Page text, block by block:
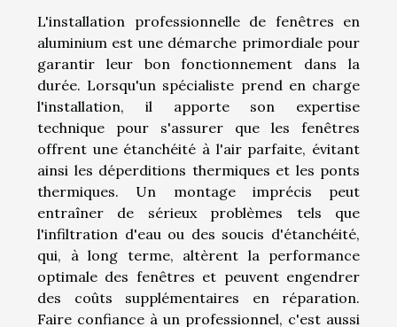
L'installation professionnelle de fenêtres en
aluminium est une démarche primordiale pour
garantir leur bon fonctionnement dans la
durée. Lorsqu'un spécialiste prend en charge
l'installation, il apporte son expertise
technique pour s'assurer que les fenêtres
offrent une étanchéité à l'air parfaite, évitant
ainsi les déperditions thermiques et les ponts
thermiques. Un montage imprécis peut
entraîner de sérieux problèmes tels que
l'infiltration d'eau ou des soucis d'étanchéité,
qui, à long terme, altèrent la performance
optimale des fenêtres et peuvent engendrer
des coûts supplémentaires en réparation.
Faire confiance à un professionnel, c'est aussi